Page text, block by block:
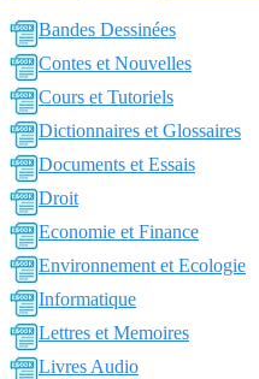
Bandes Dessinées
Contes et Nouvelles
Cours et Tutoriels
Dictionnaires et Glossaires
Documents et Essais
Droit
Economie et Finance
Environnement et Ecologie
Informatique
Lettres et Memoires
Livres Audio